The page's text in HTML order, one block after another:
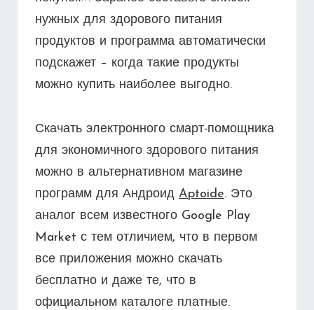
нужных для здорового питания
продуктов и программа автоматически
подскажет – когда такие продукты
можно купить наиболее выгодно.
Скачать электронного смарт-помощника
для экономичного здорового питания
можно в альтернативном магазине
программ для Андроид Aptoide. Это
аналог всем известного Google Play
Market с тем отличием, что в первом
все приложения можно скачать
бесплатно и даже те, что в
официальном каталоге платные.